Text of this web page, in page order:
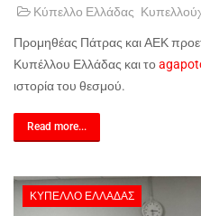
Κύπελλο Ελλάδας
Προμηθέας Πάτρας και ΑΕΚ
Κυπέλλου Ελλάδας και το
ιστορία του θεσμού.
Read more...
ΚΎΠΕΛΛΟ ΕΛΛΆΔΑΣ